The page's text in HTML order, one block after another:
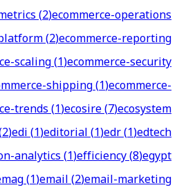
(2)ecommerce-operations
(2)ecommerce-reporting
scaling(1)ecommerce-security
shipping(1)ecommerce-
trends(1)ecosire(7)ecosystem
2)edi(1)editorial(1)edr(1)edtech
analytics(1)efficiency(8)egypt
(1)email(2)email-marketing